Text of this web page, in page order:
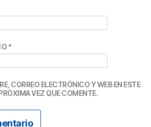
*
CORREO ELECTRÓNICO Y WEB EN ESTE
VEZ QUE COMENTE.